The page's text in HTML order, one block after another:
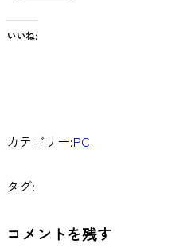
いいね:
カテゴリー:PC
タグ:
コメントを残す